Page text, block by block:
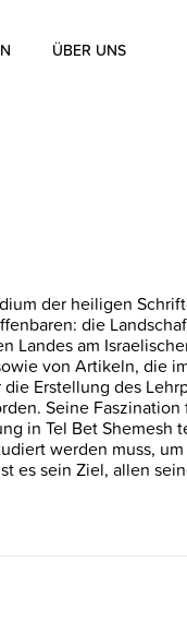
ÜBER UNS
Kontakt
Blog
der heiligen
die
Landes am
von Artikeln, die
Erstellung des
Seine
in Tel Bet Shemesh
werden muss,
es sein Ziel, allen